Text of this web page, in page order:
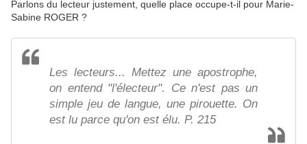
Parlons du lecteur justement, quelle place occupe-t-il pour Marie-
Sabine ROGER ?
Les lecteurs... Mettez une apostrophe,
on entend "l'électeur". Ce n'est pas un
simple jeu de langue, une pirouette. On
est lu parce qu'on est élu. P. 215